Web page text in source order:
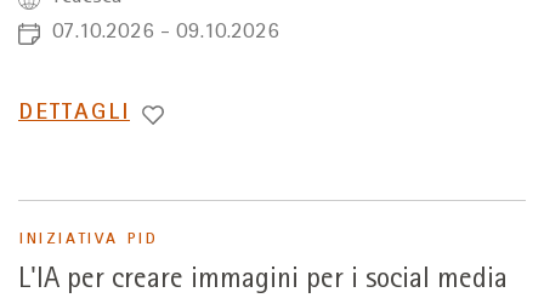
07.10.2026 - 09.10.2026
PASSA
DETTAGLI
INIZIATIVA PID
L'IA per creare immagini per i social media